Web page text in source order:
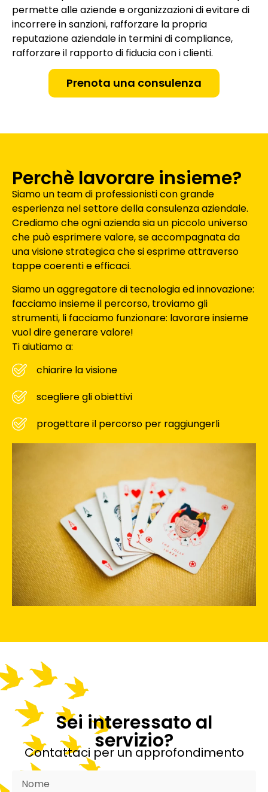
permette alle aziende e organizzazioni di evitare di
incorrere in sanzioni, rafforzare la propria
reputazione aziendale in termini di compliance,
rafforzare il rapporto di fiducia con i clienti.
Prenota una consulenza
Perchè lavorare insieme?
Siamo un team di professionisti con grande
esperienza nel settore della consulenza aziendale.
Crediamo che ogni azienda sia un piccolo universo
che può esprimere valore, se accompagnata da
una visione strategica che si esprime attraverso
tappe coerenti e efficaci.
Siamo un aggregatore di tecnologia ed innovazione:
facciamo insieme il percorso, troviamo gli
strumenti, li facciamo funzionare: lavorare insieme
vuol dire generare valore!
Ti aiutiamo a:
chiarire la visione
scegliere gli obiettivi
progettare il percorso per raggiungerli
Sei interessato al
servizio?
Contattaci per un approfondimento